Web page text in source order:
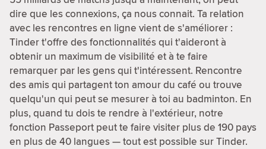
dire que les connexions, ça nous connait. Ta relation
avec les rencontres en ligne vient de s'améliorer :
Tinder t'offre des fonctionnalités qui t'aideront à
obtenir un maximum de visibilité et à te faire
remarquer par les gens qui t'intéressent. Rencontre
des amis qui partagent ton amour du café ou trouve
quelqu'un qui peut se mesurer à toi au badminton. En
plus, quand tu dois te rendre à l'extérieur, notre
fonction Passeport peut te faire visiter plus de 190 pays
en plus de 40 langues — tout est possible sur Tinder.